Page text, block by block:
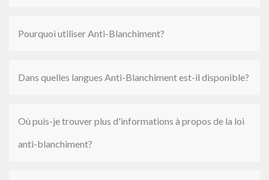
Pourquoi utiliser Anti-Blanchiment?
Dans quelles langues Anti-Blanchiment est-il disponible?
Où puis-je trouver plus d'informations à propos de la loi
anti-blanchiment?